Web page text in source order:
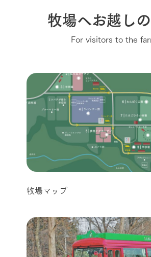
牧場へお越し
For visitors to the
牧場マップ